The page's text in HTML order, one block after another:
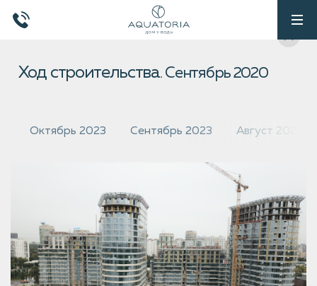
Ход строительства. Сентябрь 2020
Октябрь 2023 Сентябрь 2023 Август 2023